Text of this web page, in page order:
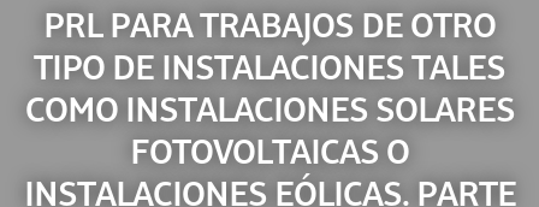
PRL PARA TRABAJOS DE OTRO
TIPO DE INSTALACIONES TALES
COMO INSTALACIONES SOLARES
FOTOVOLTAICAS O
INSTALACIONES EÓLICAS. PARTE